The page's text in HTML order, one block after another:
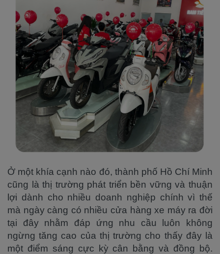
Ở một khía cạnh nào đó, thành phố Hồ Chí Minh
cũng là thị trường phát triển bền vững và thuận
lợi dành cho nhiều doanh nghiệp chính vì thế
mà ngày càng có nhiều cửa hàng xe máy ra đời
tại đây nhằm đáp ứng nhu cầu luôn không
ngừng tăng cao của thị trường cho thấy đây là
một điểm sáng cực kỳ cân bằng và đồng bộ.